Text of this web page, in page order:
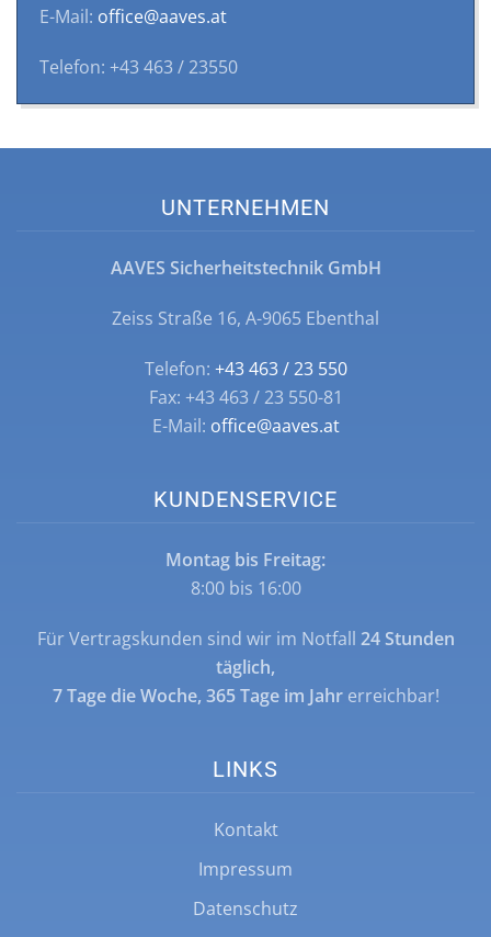
E-Mail: office@aaves.at
Telefon: +43 463 / 23550
UNTERNEHMEN
AAVES Sicherheitstechnik GmbH
Zeiss Straße 16, A-9065 Ebenthal
Telefon: +43 463 / 23 550
Fax: +43 463 / 23 550-81
E-Mail: office@aaves.at
KUNDENSERVICE
Montag bis Freitag:
8:00 bis 16:00
Für Vertragskunden sind wir im Notfall 24 Stunden
täglich,
7 Tage die Woche, 365 Tage im Jahrerreichbar!
LINKS
Kontakt
Impressum
Datenschutz